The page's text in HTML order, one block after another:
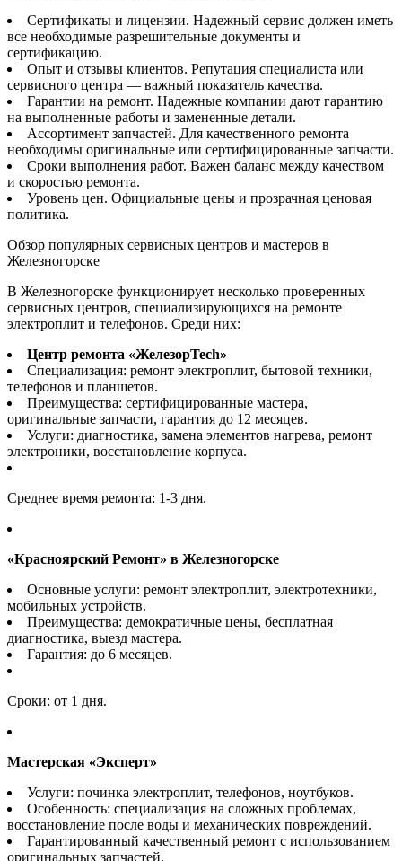
Сертификаты и лицензии. Надежный сервис должен иметь
все необходимые разрешительные документы и
сертификацию.
Опыт и отзывы клиентов. Репутация специалиста или
сервисного центра — важный показатель качества.
Гарантии на ремонт. Надежные компании дают гарантию
на выполненные работы и замененные детали.
Ассортимент запчастей. Для качественного ремонта
необходимы оригинальные или сертифицированные запчасти.
Сроки выполнения работ. Важен баланс между качеством
и скоростью ремонта.
Уровень цен. Официальные цены и прозрачная ценовая
политика.
Обзор популярных сервисных центров и мастеров в
Железногорске
В Железногорске функционирует несколько проверенных
сервисных центров, специализирующихся на ремонте
электроплит и телефонов. Среди них:
Центр ремонта «ЖелезорTech»
Специализация: ремонт электроплит, бытовой техники,
телефонов и планшетов.
Преимущества: сертифицированные мастера,
оригинальные запчасти, гарантия до 12 месяцев.
Услуги: диагностика, замена элементов нагрева, ремонт
электроники, восстановление корпуса.
Среднее время ремонта: 1-3 дня.
«Красноярский Ремонт» в Железногорске
Основные услуги: ремонт электроплит, электротехники,
мобильных устройств.
Преимущества: демократичные цены, бесплатная
диагностика, выезд мастера.
Гарантия: до 6 месяцев.
Сроки: от 1 дня.
Мастерская «Эксперт»
Услуги: починка электроплит, телефонов, ноутбуков.
Особенность: специализация на сложных проблемах,
восстановление после воды и механических повреждений.
Гарантированный качественный ремонт с использованием
оригинальных запчастей.